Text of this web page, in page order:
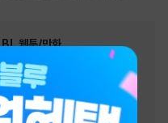
BL 웹툰/만화
인기 키워드
#대형견공
# 동거 #미남공 #다정공